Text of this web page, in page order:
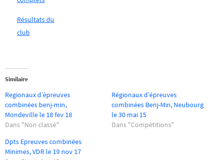
Résultats du
club
Similaire
Regionaux d’épreuves
combinées benj-min,
Mondeville le 18 fev 18
Dans "Non classé"
Régionaux d’épreuves
combinées Benj-Min, Neubourg
le 30 mai 15
Dans "Compétitions"
Dpts Epreuves combinées
Minimes, VDR le 19 nov 17